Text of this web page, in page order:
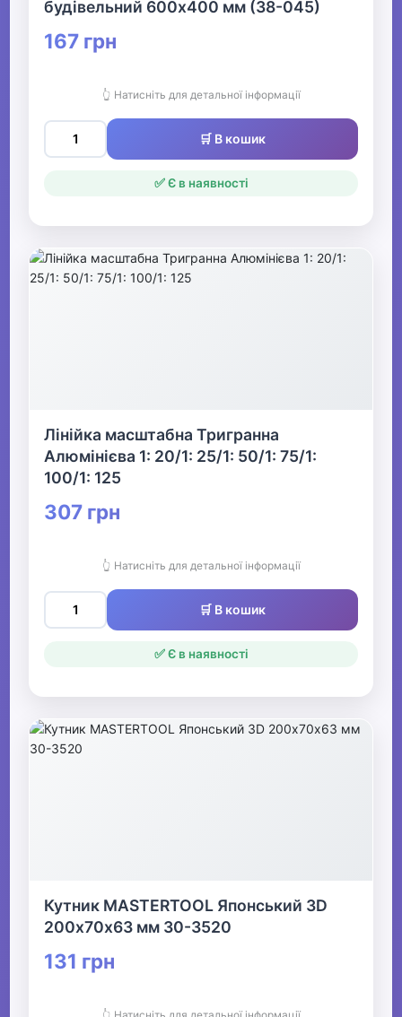
будівельний 600х400 мм (38-045)
167 грн
👆 Натисніть для детальної інформації
🛒 В кошик
✅ Є в наявності
Лінійка масштабна Тригранна
Алюмінієва 1: 20/1: 25/1: 50/1: 75/1:
100/1: 125
307 грн
👆 Натисніть для детальної інформації
🛒 В кошик
✅ Є в наявності
Кутник MASTERTOOL Японський 3D
200х70х63 мм 30-3520
131 грн